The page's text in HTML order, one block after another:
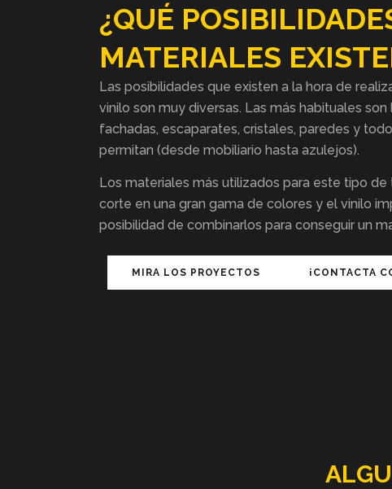
¿QUÉ
MATERIALES
Las posibilidades que existen a la hora de
vinilo son muy diversas. Las más habituales
fachadas, escaparates, cristales, paredes y
permitan (desde mobiliario hasta azulejos).
Los materiales más utilizados para este tipo de
corte en una gran gama de colores y el vinilo
posibilidad de combinarlos para conseguir un
MIRA LOS PROYECTOS ¡CONTACTA